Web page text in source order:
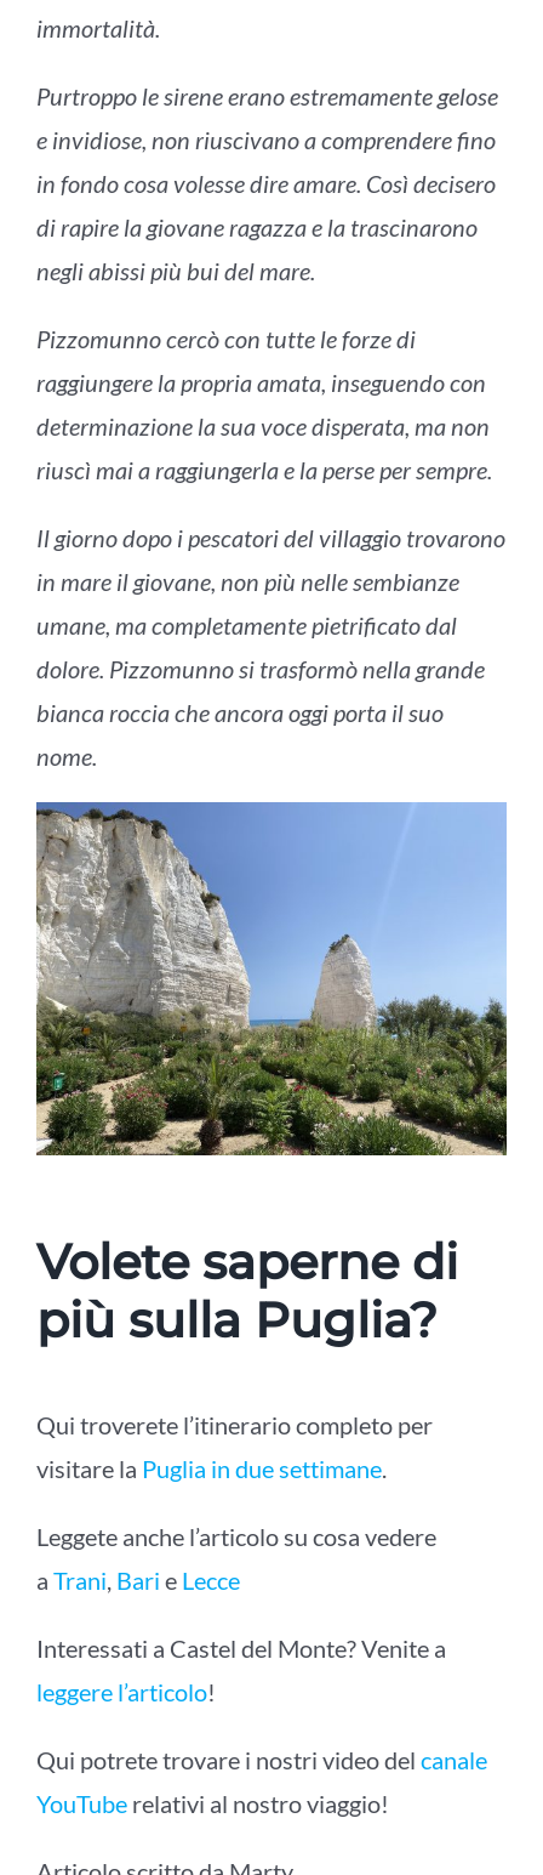
immortalità.
Purtroppo le sirene erano estremamente gelose
e invidiose, non riuscivano a comprendere fino
in fondo cosa volesse dire amare. Così decisero
di rapire la giovane ragazza e la trascinarono
negli abissi più bui del mare.
Pizzomunno cercò con tutte le forze di
raggiungere la propria amata, inseguendo con
determinazione la sua voce disperata, ma non
riuscì mai a raggiungerla e la perse per sempre.
Il giorno dopo i pescatori del villaggio trovarono
in mare il giovane, non più nelle sembianze
umane, ma completamente pietrificato dal
dolore. Pizzomunno si trasformò nella grande
bianca roccia che ancora oggiporta il suo
nome.
Volete saperne di
più sulla Puglia?
Qui troverete l’itinerario completo per
visitare la Puglia in due settimane.
Leggete anche l’articolo su cosa vedere
a Trani, Bari e Lecce
Interessati a Castel del Monte? Venite a
leggere l’articolo!
Qui potrete trovare i nostri video del canale
YouTube relativi al nostro viaggio!